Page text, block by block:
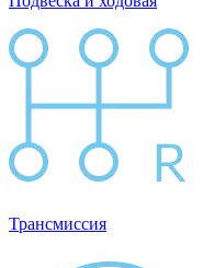
Трансмиссия